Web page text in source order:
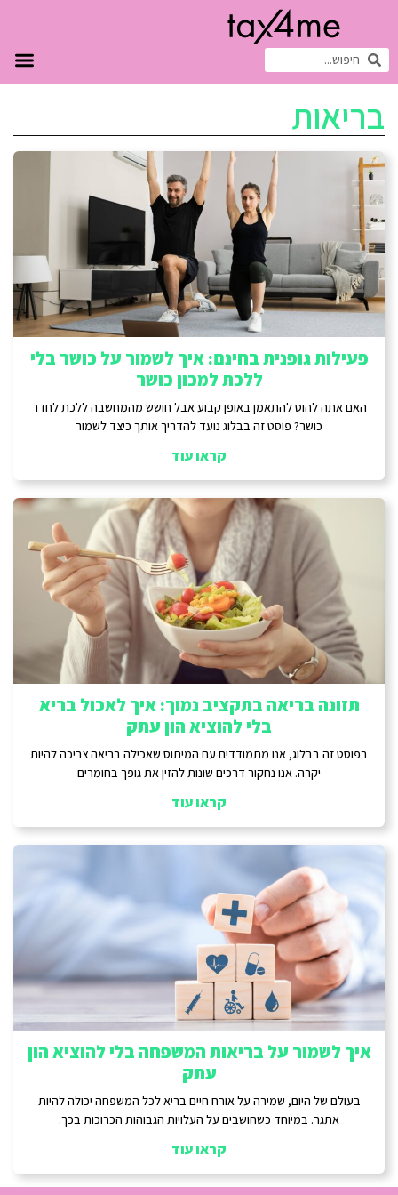
בריאות
פעילות גופנית בחינם: איך לשמור על כושר בלי
ללכת למכון כושר
האם אתה להוט להתאמן באופן קבוע אבל חושש מהמחשבה ללכת לחדר
כושר? פוסט זה בבלוג נועד להדריך אותך כיצד לשמור
קראו עוד
תזונה בריאה בתקציב נמוך: איך לאכול בריא
בלי להוציא הון עתק
בפוסט זה בבלוג, אנו מתמודדים עם המיתוס שאכילה בריאה צריכה להיות
יקרה. אנו נחקור דרכים שונות להזין את גופך בחומרים
קראו עוד
איך לשמור על בריאות המשפחה בלי להוציא הון
עתק
בעולם של היום, שמירה על אורח חיים בריא לכל המשפחה יכולה להיות
אתגר. במיוחד כשחושבים על העלויות הגבוהות הכרוכות בכך.
קראו עוד